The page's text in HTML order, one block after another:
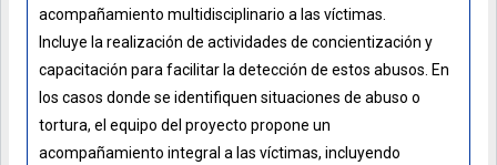
acompañamiento multidisciplinario a las víctimas.
Incluye la realización de actividades de concientización y
capacitación para facilitar la detección de estos abusos. En
los casos donde se identifiquen situaciones de abuso o
tortura, el equipo del proyecto propone un
acompañamiento integral a las víctimas, incluyendo